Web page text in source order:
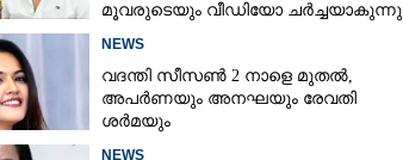
മൂവരുടെയും വീഡിയോ ചർച്ചയാകുന്നു
NEWS
വദന്തി സീസൺ 2 നാളെ മുതൽ,
അപർണയും അനഘയും രേവതി
ശർമയും
NEWS